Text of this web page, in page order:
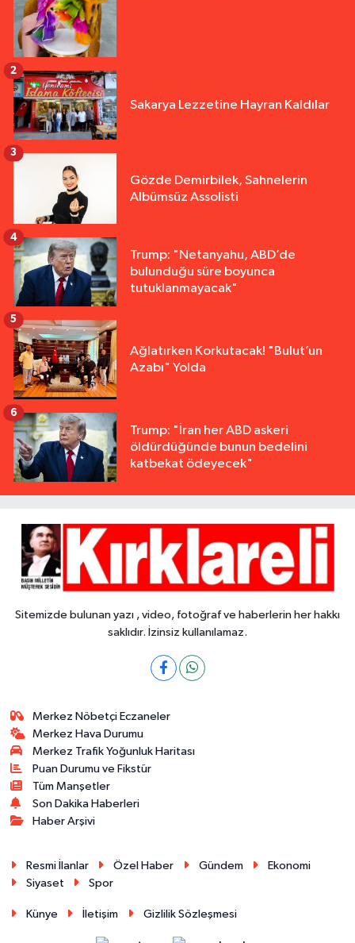
Sakarya Lezzetine Hayran Kaldılar
2
Gözde Demirbilek, Sahnelerin
Albümsüz Assolisti
3
Trump: "Netanyahu, ABD’de
bulunduğu süre boyunca
tutuklanmayacak"
4
Ağlatırken Korkutacak! "Bulut’un
Azabı" Yolda
5
Trump: "İran her ABD askeri
öldürdüğünde bunun bedelini
katbekat ödeyecek"
6
Sitemizde bulunan yazı , video, fotoğraf ve haberlerin her hakkı
saklıdır. İzinsiz kullanılamaz.
Merkez Nöbetçi Eczaneler
Merkez Hava Durumu
Merkez Trafik Yoğunluk Haritası
Puan Durumu ve Fikstür
Tüm Manşetler
Son Dakika Haberleri
Haber Arşivi
Resmi İlanlar Özel Haber Gündem
Ekonomi
Siyaset
Spor
Künye İletişim Gizlilik Sözleşmesi